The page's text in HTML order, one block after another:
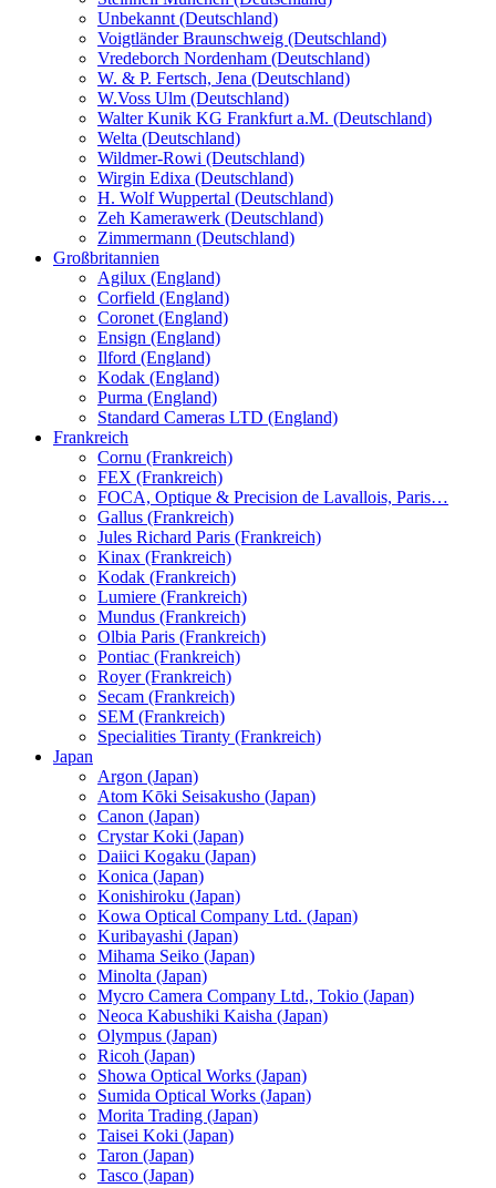
Unbekannt (Deutschland)
Voigtländer Braunschweig (Deutschland)
Vredeborch Nordenham (Deutschland)
W. & P. Fertsch, Jena (Deutschland)
W.Voss Ulm (Deutschland)
Walter Kunik KG Frankfurt a.M. (Deutschland)
Welta (Deutschland)
Wildmer-Rowi (Deutschland)
Wirgin Edixa (Deutschland)
H. Wolf Wuppertal (Deutschland)
Zeh Kamerawerk (Deutschland)
Zimmermann (Deutschland)
Großbritannien
Agilux (England)
Corfield (England)
Coronet (England)
Ensign (England)
Ilford (England)
Kodak (England)
Purma (England)
Standard Cameras LTD (England)
Frankreich
Cornu (Frankreich)
FEX (Frankreich)
FOCA, Optique & Precision de Lavallois, Paris…
Gallus (Frankreich)
Jules Richard Paris (Frankreich)
Kinax (Frankreich)
Kodak (Frankreich)
Lumiere (Frankreich)
Mundus (Frankreich)
Olbia Paris (Frankreich)
Pontiac (Frankreich)
Royer (Frankreich)
Secam (Frankreich)
SEM (Frankreich)
Specialities Tiranty (Frankreich)
Japan
Argon (Japan)
Atom Kōki Seisakusho (Japan)
Canon (Japan)
Crystar Koki (Japan)
Daiici Kogaku (Japan)
Konica (Japan)
Konishiroku (Japan)
Kowa Optical Company Ltd. (Japan)
Kuribayashi (Japan)
Mihama Seiko (Japan)
Minolta (Japan)
Mycro Camera Company Ltd., Tokio (Japan)
Neoca Kabushiki Kaisha (Japan)
Olympus (Japan)
Ricoh (Japan)
Showa Optical Works (Japan)
Sumida Optical Works (Japan)
Morita Trading (Japan)
Taisei Koki (Japan)
Taron (Japan)
Tasco (Japan)